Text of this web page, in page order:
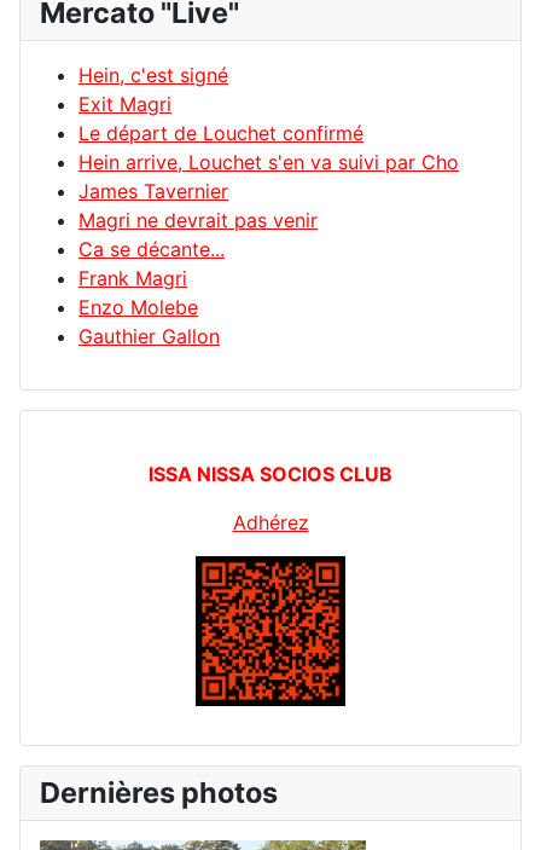
Mercato "Live"
Hein, c'est signé
Exit Magri
Le départ de Louchet confirmé
Hein arrive, Louchet s'en va suivi par Cho
James Tavernier
Magri ne devrait pas venir
Ca se décante...
Frank Magri
Enzo Molebe
Gauthier Gallon
ISSA NISSA SOCIOS CLUB
Adhérez
Dernières photos